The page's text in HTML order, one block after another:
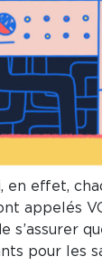
en effet,
appelés
s’assurer
pour les